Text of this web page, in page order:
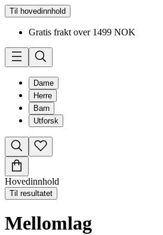
Til hovedinnhold
Gratis frakt over 1499 NOK
Dame
Herre
Barn
Utforsk
Hovedinnhold
Til resultatet
Mellomlag